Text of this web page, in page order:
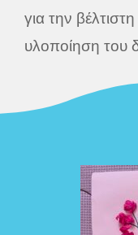
για την
υλοποίηση του